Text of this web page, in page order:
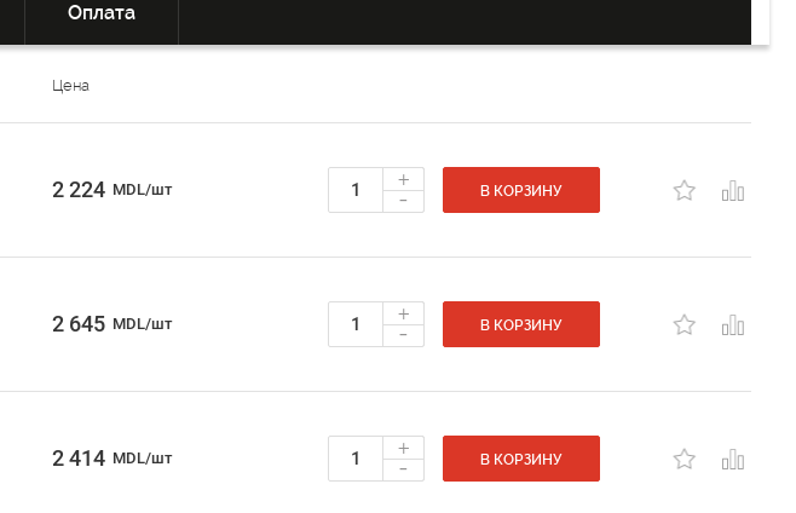
Оплата
Цена
2 224 MDL/шт +
- В КОРЗИНУ
2 645 MDL/шт +
- В КОРЗИНУ
2 414 MDL/шт +
- В КОРЗИНУ